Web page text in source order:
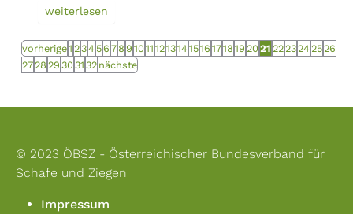
weiterlesen
vorherige1 234 56 7 8 9 10 11 1213141516 1718 19 20 21 2223242526
2728 29 30 31 32 nächste
© 2023 ÖBSZ - Österreichischer Bundesverband für
Schafe und Ziegen
Impressum